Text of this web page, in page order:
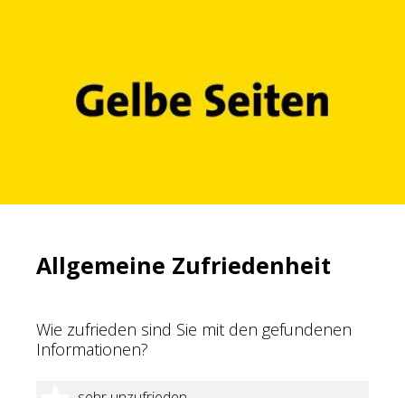
Allgemeine Zufriedenheit
Wie zufrieden sind Sie mit den gefundenen
Informationen?